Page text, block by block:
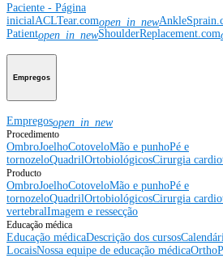
Paciente - Página
inicialACLTear.comopen_in_new
Patientopen_in_newShoulderReplacement.com
Empregos
Empregosopen_in_new
Procedimento
OmbroJoelhoCotoveloMão e punhoPé e
tornozeloQuadrilOrtobiológicosCirurgia
Producto
OmbroJoelhoCotoveloMão e punhoPé e
tornozeloQuadrilOrtobiológicosCirurgia
vertebralImagem e ressecção
Educação médica
Educação médicaDescrição dos cursos
LocaisNossa equipe de educação médica